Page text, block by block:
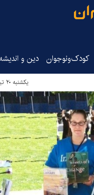
کودک‌ونوجوان دین و
یکشنبه ۲۰ تیر ۱۳۹۵ - ۱۱:۰۶